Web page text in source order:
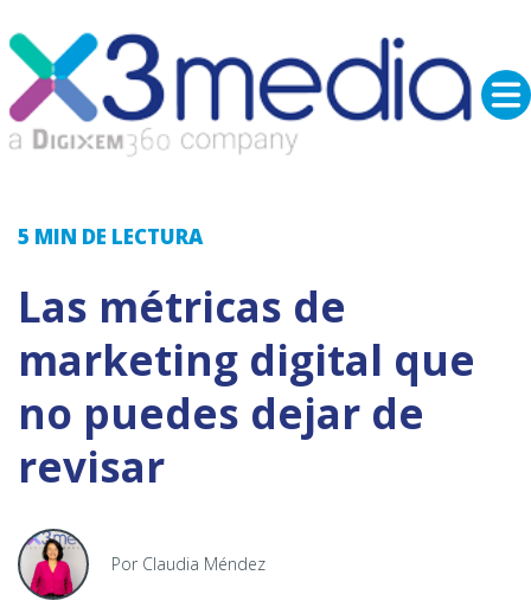
5 MIN DE LECTURA
Las métricas de
marketing digital que
no puedes dejar de
revisar
Por Claudia Méndez